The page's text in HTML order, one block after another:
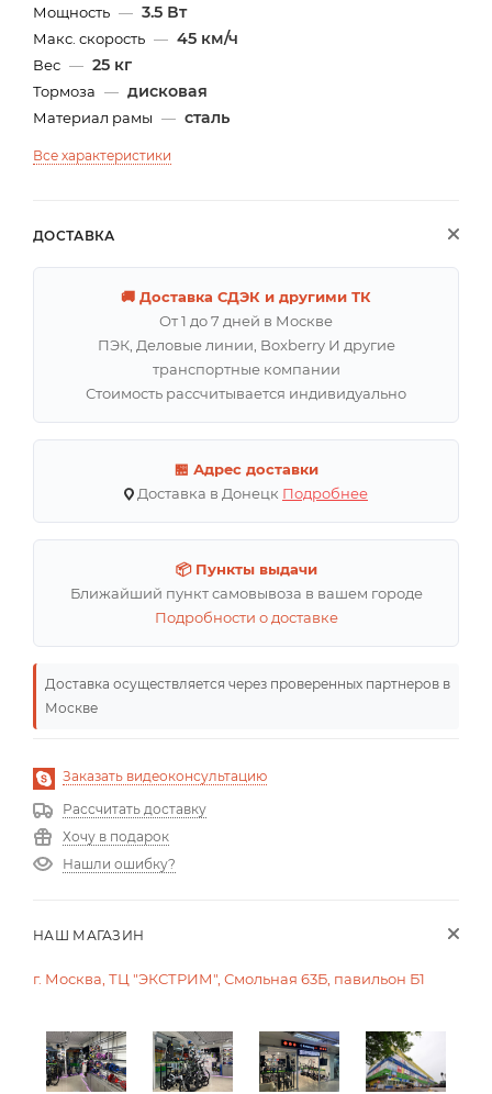
Мощность — 3.5 Вт
Макс. скорость — 45 км/ч
Вес — 25 кг
Тормоза — дисковая
Материал рамы — сталь
Все характеристики
ДОСТАВКА
🚚 Доставка СДЭК и другими ТК
От 1 до 7 дней в Москве
ПЭК, Деловые линии, Boxberry И другие
транспортные компании
Стоимость рассчитывается индивидуально
🏪 Адрес доставки
Доставка в Донецк Подробнее
📦 Пункты выдачи
Ближайший пункт самовывоза в вашем городе
Подробности о доставке
Доставка осуществляется через проверенных партнеров в
Москве
Заказать видеоконсультацию
Рассчитать доставку
Хочу в подарок
Нашли ошибку?
НАШ МАГАЗИН
г. Москва, ТЦ "ЭКСТРИМ", Смольная 63Б, павильон Б1